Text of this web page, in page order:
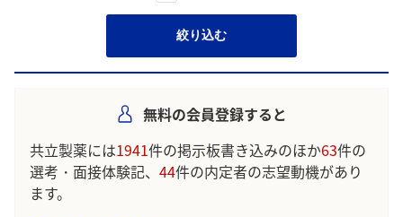
絞り込む
無料の会員登録すると
共立製薬には1941件の掲示板書き込みのほか63件の
選考・面接体験記、 44件の内定者の志望動機があり
ます。